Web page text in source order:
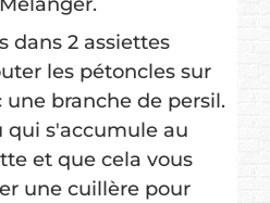
dans 2 assiettes
les pétoncles sur
une branche de persil.
qui s'accumule au
et que cela vous
une cuillère pour